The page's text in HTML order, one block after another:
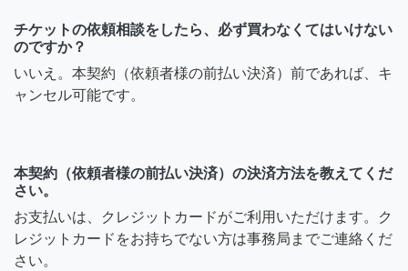
チケットの依頼相談をしたら、必ず買わなくてはいけない
のですか？
いいえ。本契約（依頼者様の前払い決済）前であれば、キ
ャンセル可能です。
本契約（依頼者様の前払い決済）の決済方法を教えてくだ
さい。
お支払いは、クレジットカードがご利用いただけます。ク
レジットカードをお持ちでない方は事務局までご連絡くだ
さい。